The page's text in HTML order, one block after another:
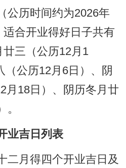
公历时间约为2026年
合开业得好日子共有
三（公历12月1
（公历12月6日）、阴
月18日）、阴历冬月廿
业吉日列表
二月得四个开业吉日及